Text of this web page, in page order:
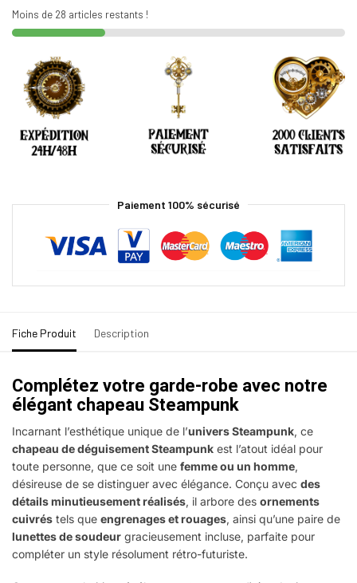
Moins de 28 articles restants !
Paiement 100% sécurisé
Fiche Produit Description
Complétez votre garde-robe avec notre
élégant chapeau Steampunk
Incarnant l’esthétique unique de l’univers Steampunk, ce
chapeau de déguisement Steampunk est l’atout idéal pour
toute personne, que ce soit une femme ou un homme,
désireuse de se distinguer avec élégance. Conçu avec des
détails minutieusement réalisés, il arbore des ornements
cuivrés tels que engrenages et rouages, ainsi qu’une paire de
lunettes de soudeur gracieusement incluse, parfaite pour
compléter un style résolument rétro-futuriste.